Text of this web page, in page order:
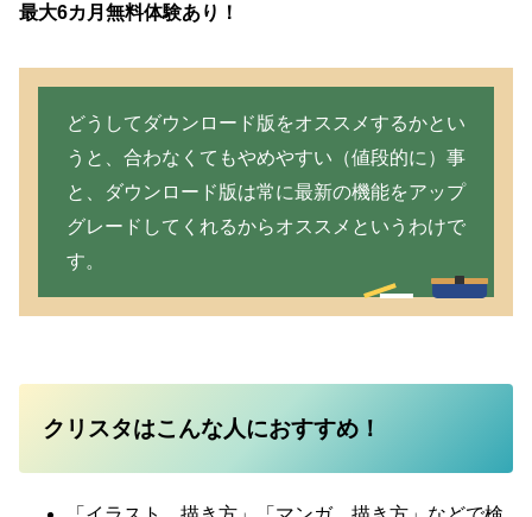
最大6カ月無料体験あり！
どうしてダウンロード版をオススメするかとい
うと、合わなくてもやめやすい（値段的に）事
と、ダウンロード版は常に最新の機能をアップ
グレードしてくれるからオススメというわけで
す。
クリスタはこんな人におすすめ！